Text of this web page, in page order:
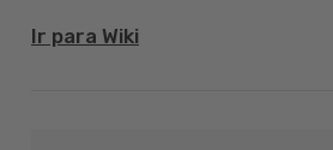
Ir para Wiki